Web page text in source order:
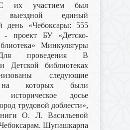
С их участием был
выездной единый
день «Чебоксары: 555
- проект БУ «Детско-
Минкультуры
проведения В
Детской библиотеках
следующие
на которых были
историческое досье
трудовой доблести»,
О. Л. Васильевой
Шупашкарпа